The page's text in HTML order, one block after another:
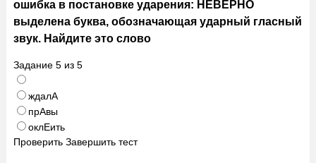
ошибка в постановке ударения: НЕВЕРНО
выделена буква, обозначающая ударный гласный
звук. Найдите это слово
Задание 5из 5
ждалА
прАвы
оклЕить
Проверить Завершить тест